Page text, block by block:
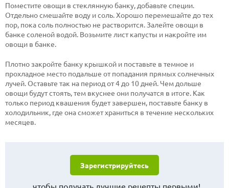
Поместите овощи в стеклянную банку, добавьте специи.
Отдельно смешайте воду и соль. Хорошо перемешайте до тех
пор, пока соль полностью не растворится. Залейте овощи в
банке соленой водой. Возьмите лист капусты и накройте им
овощи в банке.
Плотно закройте банку крышкой и поставьте в темное и
прохладное место подальше от попадания прямых солнечных
лучей. Оставьте так на период от 4 до 10 дней. Чем дольше
овощи будут стоять, тем вкуснее они получатся в итоге. Как
только период квашения будет завершен, поставьте банку в
холодильник, где она сможет храниться в течение нескольких
месяцев.
Зарегистрируйтесь